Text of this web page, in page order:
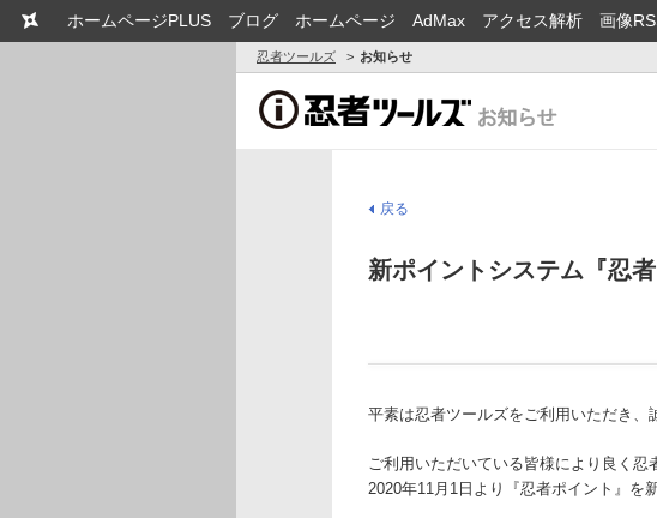
ホームページPLUS ブログ ホームページ AdMax アクセス解析 画像
忍者ツールズ お知らせ
戻る
新ポイントシステム『忍
平素は忍者ツールズをご利用いただき、
ご利用いただいている皆様により良く忍
2020年11月1日より『忍者ポイント』を